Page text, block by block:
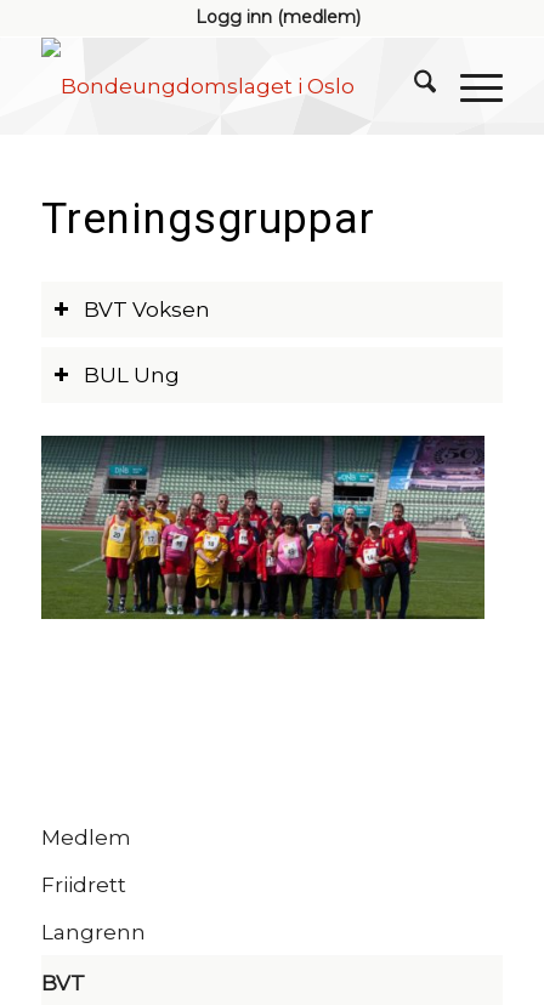
Logg inn (medlem)
Treningsgruppar
BVT Voksen
BUL Ung
Medlem
Friidrett
Langrenn
BVT